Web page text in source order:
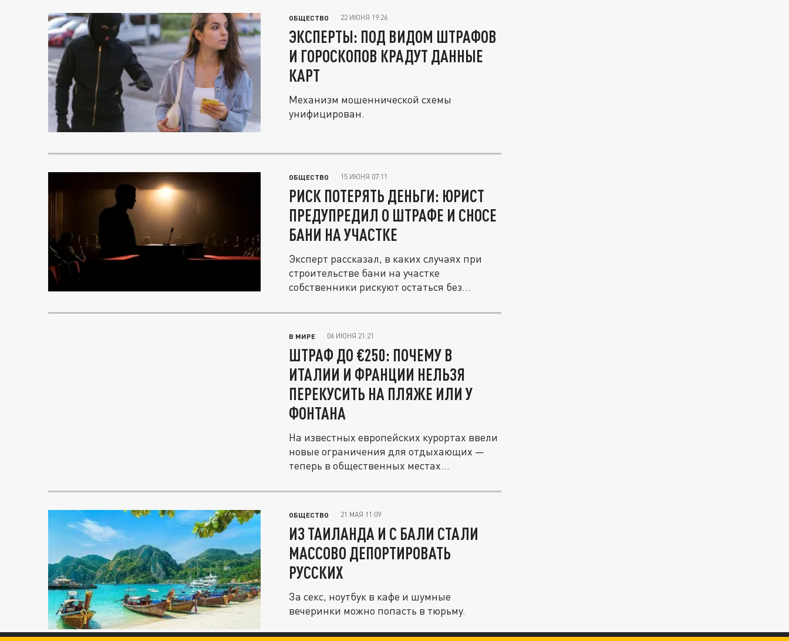
ОБЩЕСТВО 22 ИЮНЯ 19:26
ЭКСПЕРТЫ: ПОД ВИДОМ ШТРАФОВ
И ГОРОСКОПОВ КРАДУТ ДАННЫЕ
КАРТ
Механизм мошеннической схемы
унифицирован.
ОБЩЕСТВО 15 ИЮНЯ 07:11
РИСК ПОТЕРЯТЬ ДЕНЬГИ: ЮРИСТ
ПРЕДУПРЕДИЛ О ШТРАФЕ И СНОСЕ
БАНИ НА УЧАСТКЕ
Эксперт рассказал, в каких случаях при
строительстве бани на участке
собственники рискуют остаться без...
В МИРЕ 06 ИЮНЯ 21:21
ШТРАФ ДО €250: ПОЧЕМУ В
ИТАЛИИ И ФРАНЦИИ НЕЛЬЗЯ
ПЕРЕКУСИТЬ НА ПЛЯЖЕ ИЛИ У
ФОНТАНА
На известных европейских курортах ввели
новые ограничения для отдыхающих —
теперь в общественных местах...
ОБЩЕСТВО 21 МАЯ 11:09
ИЗ ТАИЛАНДА И С БАЛИ СТАЛИ
МАССОВО ДЕПОРТИРОВАТЬ
РУССКИХ
За секс, ноутбук в кафе и шумные
вечеринки можно попасть в тюрьму.